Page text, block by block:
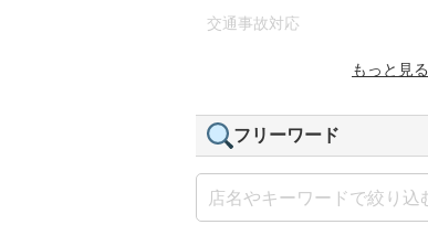
交通事故対応
もっと見る
フリーワード